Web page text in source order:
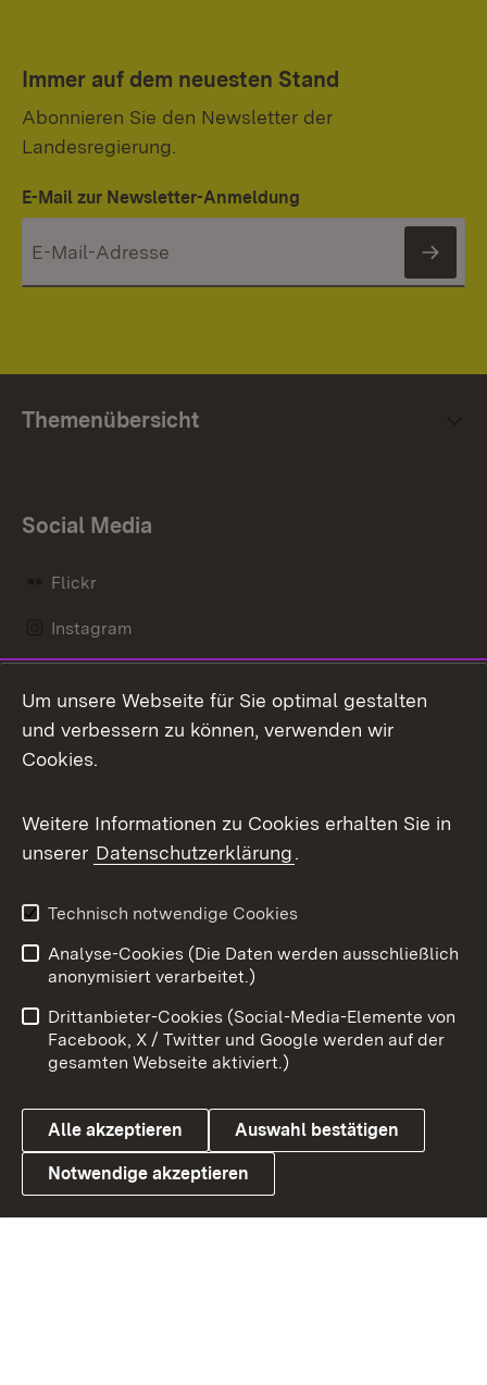
Immer auf dem neuesten Stand
Abonnieren Sie den Newsletter der
Landesregierung.
E-Mail zur Newsletter-Anmeldung
Themenübersicht
Social Media
Flickr
Instagram
Mastodon
Messenger
Social Wall
X / Twitter
Youtube
Link zum Landesportal
Benutzungshinweise
Barrierefreiheit
Datenschutz
Cookies
Um unsere Webseite für Sie optimal gestalten
und verbessern zu können, verwenden wir
Cookies.
Weitere Informationen zu Cookies erhalten Sie in
unserer Datenschutzerklärung.
Technisch notwendige Cookies
Analyse-Cookies (Die Daten werden ausschließlich
anonymisiert verarbeitet.)
Drittanbieter-Cookies (Social-Media-Elemente von
Facebook, X / Twitter und Google werden auf der
gesamten Webseite aktiviert.)
Alle akzeptieren Auswahl bestätigen
Notwendige akzeptieren